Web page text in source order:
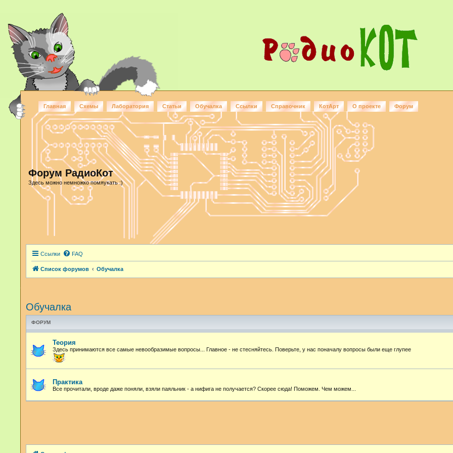
Главная Схемы Лаборатория Статьи Обучалка Ссылки Справочник КотАрт О проекте Форум
Форум РадиоКот
Здесь можно немножко помяукать :)
Ссылки FAQ
Список форумов Обучалка
Обучалка
ФОРУМ
Теория
Здесь принимаются все самые невообразимые вопросы... Главное - не стесняйтесь. Поверьте, у нас поначалу вопросы были еще глупее
Практика
Все прочитали, вроде даже поняли, взяли паяльник - а нифига не получается? Скорее сюда! Поможем. Чем можем...